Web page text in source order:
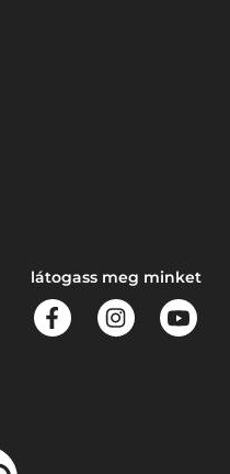
látogass meg minket